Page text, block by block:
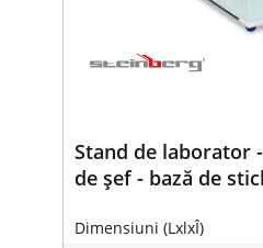
Stand de laborator
de șef - bază de
Dimensiuni (LxlxÎ)